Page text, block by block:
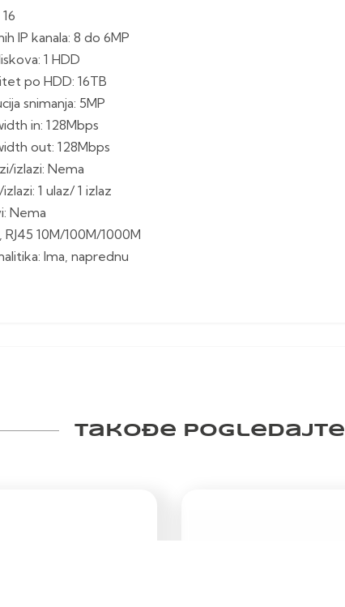
IP kanala: 8 do 6MP
1 HDD
po HDD: 16TB
snimanja: 5MP
in: 128Mbps
out: 128Mbps
izlazi: Nema
1 ulaz/ 1 izlaz
Nema
10M/100M/1000M
Ima, naprednu
Takođe pogledajte